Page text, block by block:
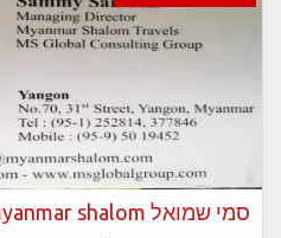
סמי שמואל myanmar shalom